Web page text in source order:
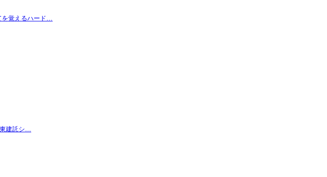
を覚えるハード…
建託シ…